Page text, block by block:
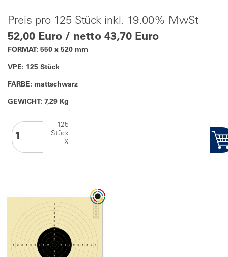
Preis pro 125 Stück inkl. 19.00% MwSt
52,00 Euro / netto 43,70 Euro
FORMAT: 550 x 520 mm
VPE: 125 Stück
FARBE: mattschwarz
GEWICHT: 7,29 Kg
125
Stück
X